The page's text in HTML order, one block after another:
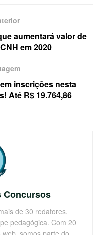
aumentará valor de
em 2020
inscrições nesta
Até R$ 19.764,86
Concursos
de 30 redatores,
pedagógica. Com 20